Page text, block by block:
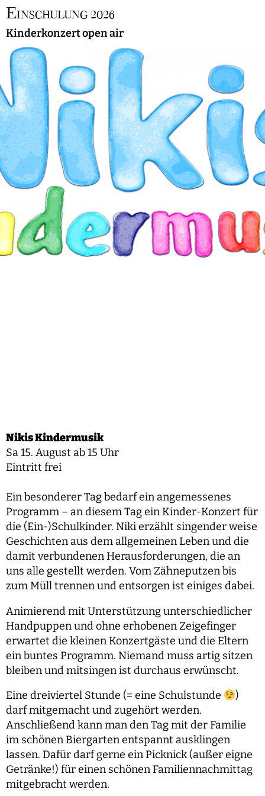
EINSCHULUNG 2026
Kinderkonzert open air
Nikis Kindermusik
Sa 15. August ab 15 Uhr
Eintritt frei
Ein besonderer Tag bedarf ein angemessenes
Programm – an diesem Tag ein Kinder-Konzert für
die (Ein-)Schulkinder. Niki erzählt singender weise
Geschichten aus dem allgemeinen Leben und die
damit verbundenen Herausforderungen, die an
uns alle gestellt werden. Vom Zähneputzen bis
zum Müll trennen und entsorgen ist einiges dabei.
Animierend mit Unterstützung unterschiedlicher
Handpuppen und ohne erhobenen Zeigefinger
erwartet die kleinen Konzertgäste und die Eltern
ein buntes Programm. Niemand muss artig sitzen
bleiben und mitsingen ist durchaus erwünscht.
Eine dreiviertel Stunde (= eine Schulstunde
)
darf mitgemacht und zugehört werden.
Anschließend kann man den Tag mit der Familie
im schönen Biergarten entspannt ausklingen
lassen. Dafür darf gerne ein Picknick (außer eigne
Getränke!) für einen schönen Familiennachmittag
mitgebracht werden.